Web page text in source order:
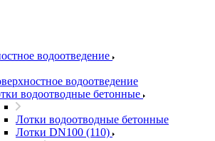
водоотведение
водоотведение
водоотводные бетонные
Лотки водоотводные бетонные
Лотки DN100 (110)